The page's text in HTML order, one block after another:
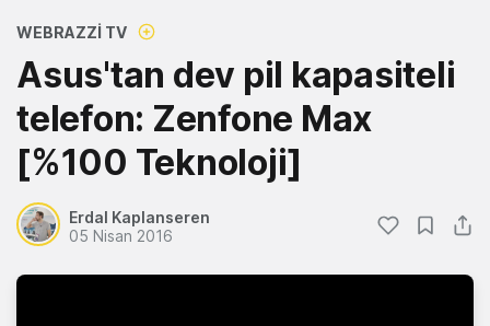
WEBRAZZI TV
Asus'tan dev pil kapasiteli
telefon: Zenfone Max
[%100 Teknoloji]
Erdal Kaplanseren
05 Nisan 2016